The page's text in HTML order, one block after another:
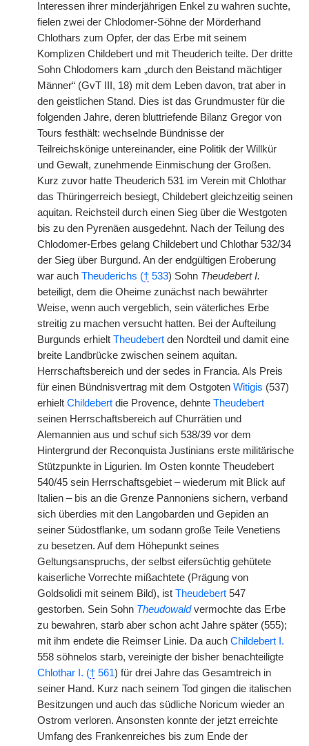
Interessen ihrer minderjährigen Enkel zu wahren suchte,
fielen zwei der Chlodomer-Söhne der Mörderhand
Chlothars zum Opfer, der das Erbe mit seinem
Komplizen Childebert und mit Theuderich teilte. Der dritte
Sohn Chlodomers kam „durch den Beistand mächtiger
Männer“ (GvT III, 18) mit dem Leben davon, trat aber in
den geistlichen Stand. Dies ist das Grundmuster für die
folgenden Jahre, deren bluttriefende Bilanz Gregor von
Tours festhält: wechselnde Bündnisse der
Teilreichskönige untereinander, eine Politik der Willkür
und Gewalt, zunehmende Einmischung der Großen.
Kurz zuvor hatte Theuderich 531 im Verein mit Chlothar
das Thüringerreich besiegt, Childebert gleichzeitig seinen
aquitan. Reichsteil durch einen Sieg über die Westgoten
bis zu den Pyrenäen ausgedehnt. Nach der Teilung des
Chlodomer-Erbes gelang Childebert und Chlothar 532/34
der Sieg über Burgund. An der endgültigen Eroberung
war auch Theuderichs († 533) Sohn Theudebert I.
beteiligt, dem die Oheime zunächst nach bewährter
Weise, wenn auch vergeblich, sein väterliches Erbe
streitig zu machen versucht hatten. Bei der Aufteilung
Burgunds erhielt Theudebert den Nordteil und damit eine
breite Landbrücke zwischen seinem aquitan.
Herrschaftsbereich und der sedes in Francia. Als Preis
für einen Bündnisvertrag mit dem Ostgoten Witigis (537)
erhielt Childebert die Provence, dehnte Theudebert
seinen Herrschaftsbereich auf Churrätien und
Alemannien aus und schuf sich 538/39 vor dem
Hintergrund der Reconquista Justinians erste militärische
Stützpunkte in Ligurien. Im Osten konnte Theudebert
540/45 sein Herrschaftsgebiet – wiederum mit Blick auf
Italien – bis an die Grenze Pannoniens sichern, verband
sich überdies mit den Langobarden und Gepiden an
seiner Südostflanke, um sodann große Teile Venetiens
zu besetzen. Auf dem Höhepunkt seines
Geltungsanspruchs, der selbst eifersüchtig gehütete
kaiserliche Vorrechte mißachtete (Prägung von
Goldsolidi mit seinem Bild), ist Theudebert 547
gestorben. Sein Sohn Theudowaldvermochte das Erbe
zu bewahren, starb aber schon acht Jahre später (555);
mit ihm endete die Reimser Linie. Da auch Childebert I.
558 söhnelos starb, vereinigte der bisher benachteiligte
Chlothar I. († 561) für drei Jahre das Gesamtreich in
seiner Hand. Kurz nach seinem Tod gingen die italischen
Besitzungen und auch das südliche Noricum wieder an
Ostrom verloren. Ansonsten konnte der jetzt erreichte
Umfang des Frankenreiches bis zum Ende der